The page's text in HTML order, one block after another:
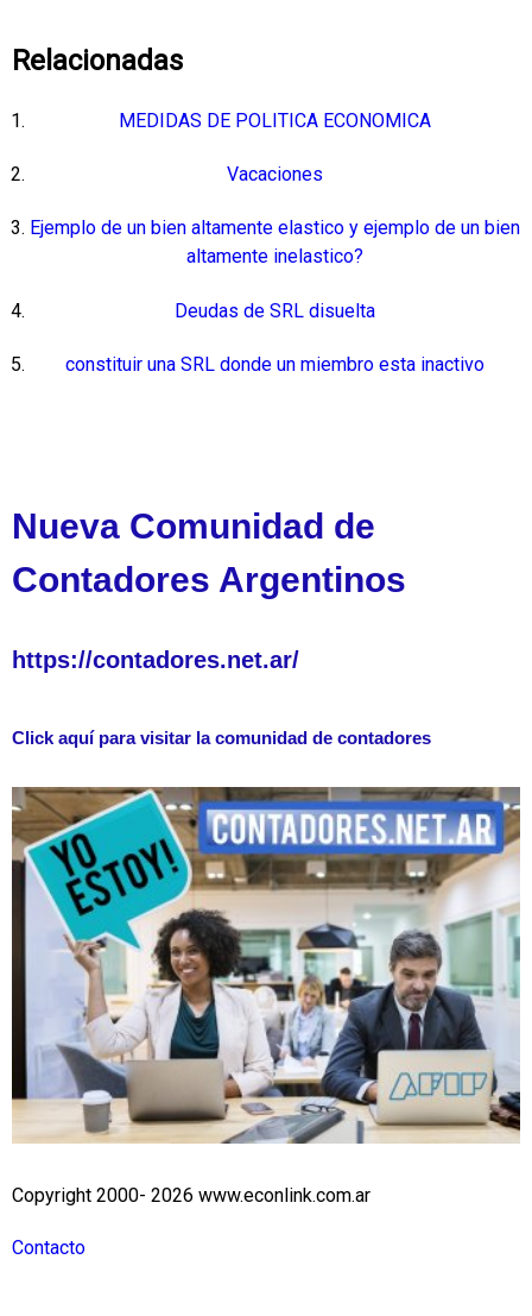
Relacionadas
MEDIDAS DE POLITICA ECONOMICA
Vacaciones
Ejemplo de un bien altamente elastico y ejemplo de un bien
altamente inelastico?
Deudas de SRL disuelta
constituir una SRL donde un miembro esta inactivo
Nueva Comunidad de
Contadores Argentinos
https://contadores.net.ar/
Click aquí para visitar la comunidad de contadores
Copyright 2000- 2026 www.econlink.com.ar
Contacto